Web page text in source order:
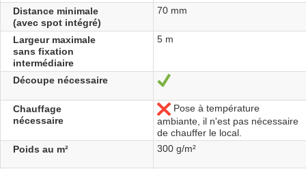
Distance minimale
(avec spot intégré)
70 mm
Largeur maximale
sans fixation
intermédiaire
5 m
Découpe nécessaire Ja
Chauffage
nécessaire
Nein
Pose à température
ambiante, il n'est pas nécessaire
de chauffer le local.
Poids au m²
300 g/m²